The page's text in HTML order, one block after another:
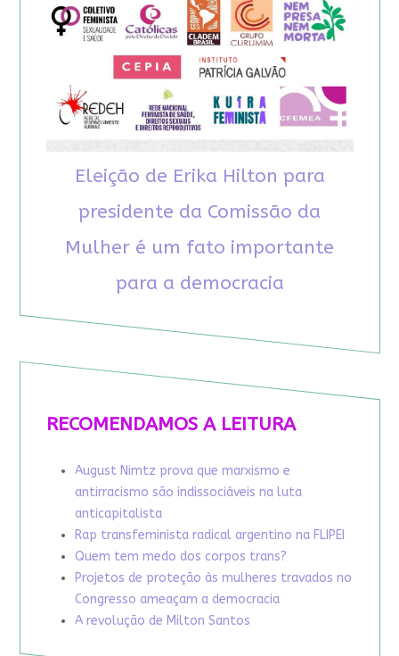
Eleição de Erika Hilton para
presidente da Comissão da
Mulher é um fato importante
para a democracia
RECOMENDAMOS A LEITURA
August Nimtz prova que marxismo e
antirracismo são indissociáveis na luta
anticapitalista
Rap transfeminista radical argentino na FLIPEI
Quem tem medo dos corpos trans?
Projetos de proteção às mulheres travados no
Congresso ameaçam a democracia
A revolução de Milton Santos